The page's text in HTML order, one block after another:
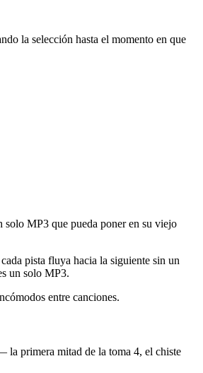
la selección hasta el momento en que
solo MP3 que pueda poner en su viejo
pista fluya hacia la siguiente sin un
un solo MP3.
entre canciones.
la primera mitad de la toma 4, el chiste